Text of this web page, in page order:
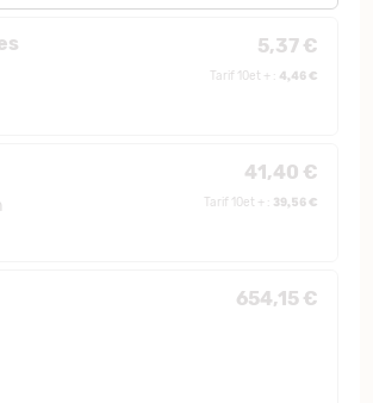
5,37 €
Tarif 10et + : 4,46 €
41,40 €
Tarif 10et + : 39,56 €
654,15 €